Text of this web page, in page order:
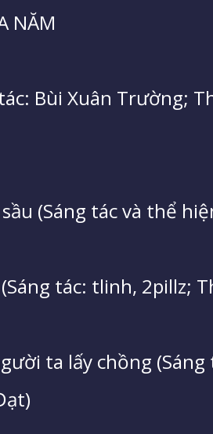
NĂM
Bùi Xuân Trường;
(Sáng tác và thể
tác: tlinh, 2pillz;
ta lấy chồng